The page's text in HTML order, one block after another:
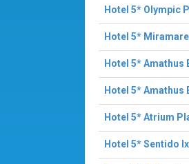
Hotel 5* Olympic
Hotel 5*
Hotel 5* Amathus
Hotel 5* Amathus
Hotel 5* Atrium
Hotel 5* Sentido